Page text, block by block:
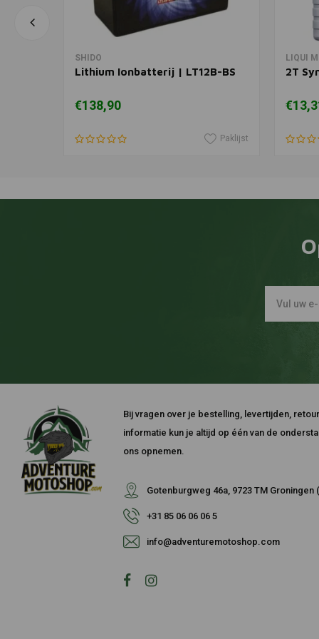
SHIDO
Lithium Ionbatterij | LT12B-BS
€138,90
Paklijst
LIQUI
2T
Bij vragen over je bestelling, levertijden,
informatie kun je altijd op één van de
ons opnemen.
Gotenburgweg 46a, 9723 TM Groningen
+31 85 06 06 06 5
info@adventuremotoshop.com